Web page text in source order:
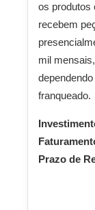
os produtos
recebem
mil
franqueado.
Prazo de